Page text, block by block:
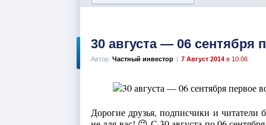
30 августа — 06 сентября
Автор: Частный инвестор | 7 Август 2014 в 10:06
Дорогие друзья, подписчики и читатели